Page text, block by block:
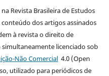
na Revista Brasileira de Estudos
dos artigos assinados
à revista o direito de
licenciado sob
Não Comercial4.0 (Open
utilizado para periódicos de